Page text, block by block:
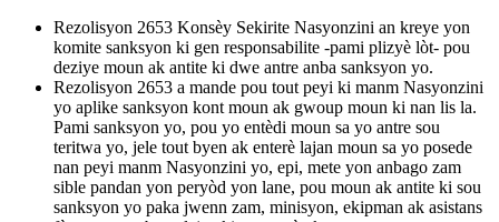
Rezolisyon 2653 Konsèy Sekirite Nasyonzini an kreye yon
komite sanksyon ki gen responsabilite -pami plizyè lòt- pou
deziye moun ak antite ki dwe antre anba sanksyon yo.
Rezolisyon 2653 a mande pou tout peyi ki manm Nasyonzini
yo aplike sanksyon kont moun ak gwoup moun ki nan lis la.
Pami sanksyon yo, pou yo entèdi moun sa yo antre sou
teritwa yo, jele tout byen ak enterè lajan moun sa yo posede
nan peyi manm Nasyonzini yo, epi, mete yon anbago zam
sible pandan yon peryòd yon lane, pou moun ak antite ki sou
sanksyon yo paka jwenn zam, minisyon, ekipman ak asistans